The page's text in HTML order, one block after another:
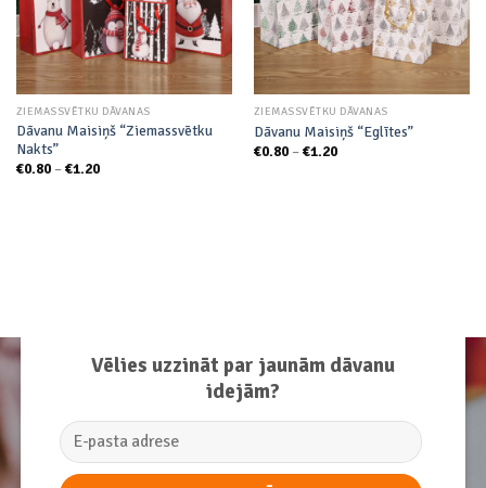
ZIEMASSVĒTKU DĀVANAS
Dāvanu Maisiņš “Ziemassvētku
Nakts”
€0.80 –€1.20Price
ZIEMASSVĒTKU DĀVANAS
Dāvanu Maisiņš “Eglītes”
€0.80 –€1.20Price
Vēlies uzzināt par jaunām dāvanu
idejām?